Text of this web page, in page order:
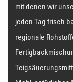
mit denen wir
jeden Tag frisch
regionale